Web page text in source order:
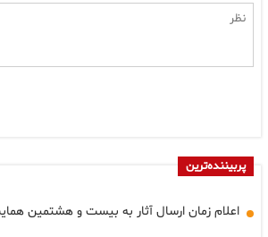
پربیننده‌ترین
اعلام زمان ارسال آثار به بیست و هشتمین